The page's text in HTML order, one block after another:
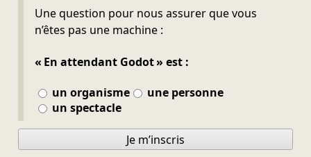
Une question pour nous assurer que vous
n’êtes pas une machine :
« En attendant Godot » est :
un organisme
une personne
un spectacle
Ne pas remplir
Je m’inscris